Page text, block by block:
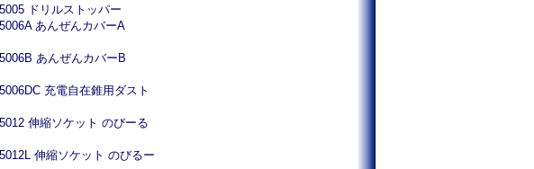
ドリルストッパー
あんぜんカバーA
あんぜんカバーB
充電自在錐用ダスト
伸縮ソケット のびーる
伸縮ソケット のびるー